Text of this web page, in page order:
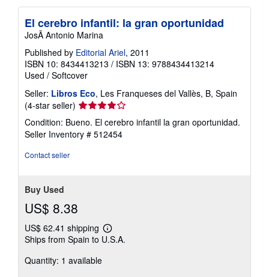
El cerebro infantil: la gran oportunidad
JosÃ Antonio Marina
Published by Editorial Ariel, 2011
ISBN 10: 8434413213 / ISBN 13: 9788434413214
Used / Softcover
Seller: Libros Eco, Les Franqueses del Vallès, B, Spain
(4-star seller) Seller
rating
4
out
Condition: Bueno. El cerebro infantil la gran oportunidad.
Seller Inventory # 512454
Contact seller
Buy Used
US$ 8.38
US$ 62.41 shipping
Learn
more
Ships from Spain to U.S.A.
Quantity: 1 available